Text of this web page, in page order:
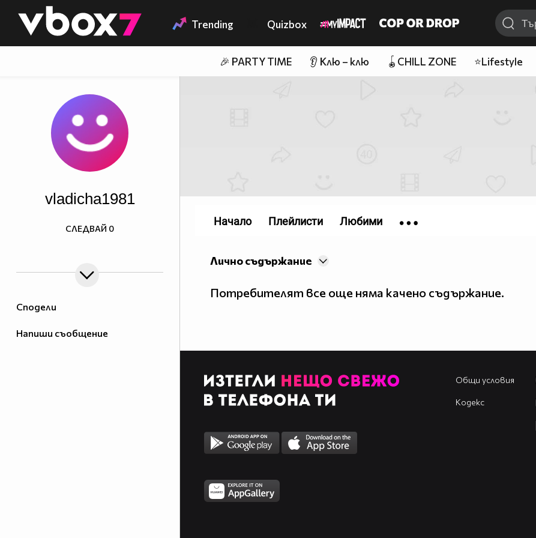
👾 Trending Quizbox
🎉 PARTY TIME 👂 Клю – клю 🪀CHILL ZONE ⭐Lifestyle
Сподели
Напиши съобщение
vladicha1981
СЛЕДВАЙ 0
Лично съдържание
Потребителят все още няма качено съдържание.
Начало Плейлисти Любими
Общи условия
Кодекс